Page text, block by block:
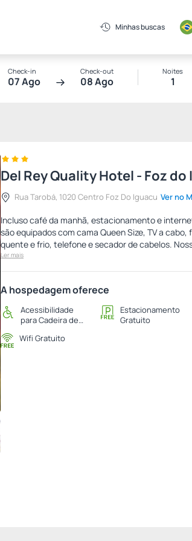
Minhas buscas
Check-in
07 Ago
Check-out
08 Ago
Noites
1
Del Rey Quality Hotel - Foz do
Rua Tarobá, 1020 Centro Foz Do Iguacu Ver no
Incluso café da manhã, estacionamento e
são equipados com cama Queen Size, TV a
quente e frio, telefone e secador de cabelos.
Ler mais
A hospedagem oferece
Acessibilidade
para Cadeira de
Estacionamento
Gratuito
Wifi Gratuito